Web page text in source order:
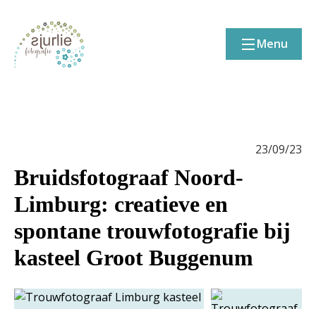
Menu
23/09/23
Bruidsfotograaf Noord-
Limburg: creatieve en
spontane trouwfotografie bij
kasteel Groot Buggenum